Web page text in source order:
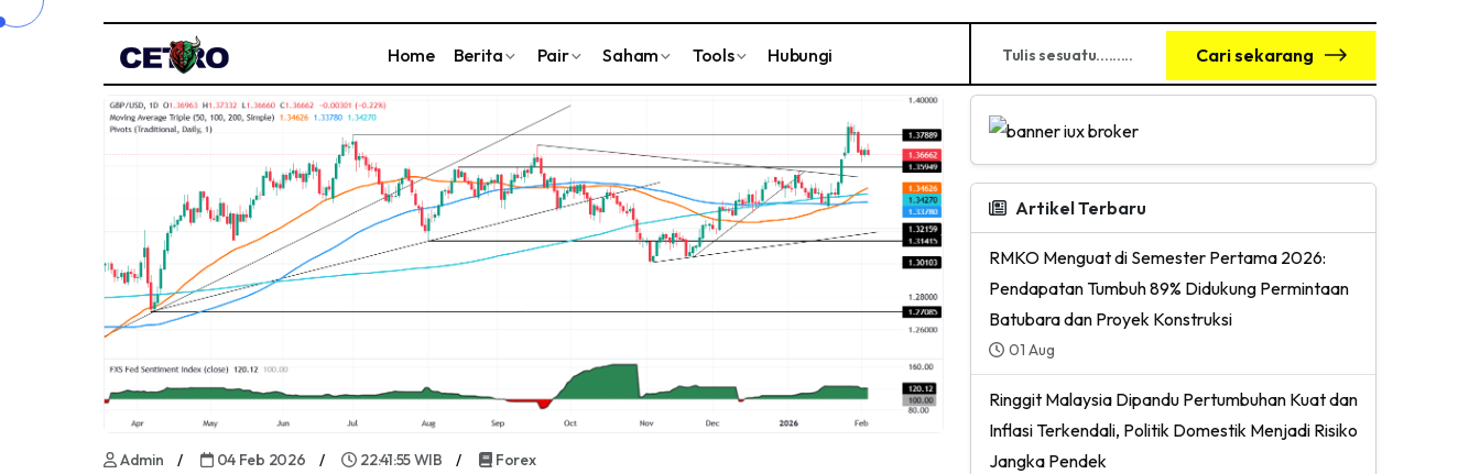
Home Berita Pair Saham Tools Hubungi Cari sekarang
Admin 04 Feb 2026 22:41:55 WIB Forex
Artikel Terbaru
RMKO Menguat di Semester Pertama 2026:
Pendapatan Tumbuh 89% Didukung Permintaan
Batubara dan Proyek Konstruksi
01 Aug
Ringgit Malaysia Dipandu Pertumbuhan Kuat dan
Inflasi Terkendali, Politik Domestik Menjadi Risiko
Jangka Pendek